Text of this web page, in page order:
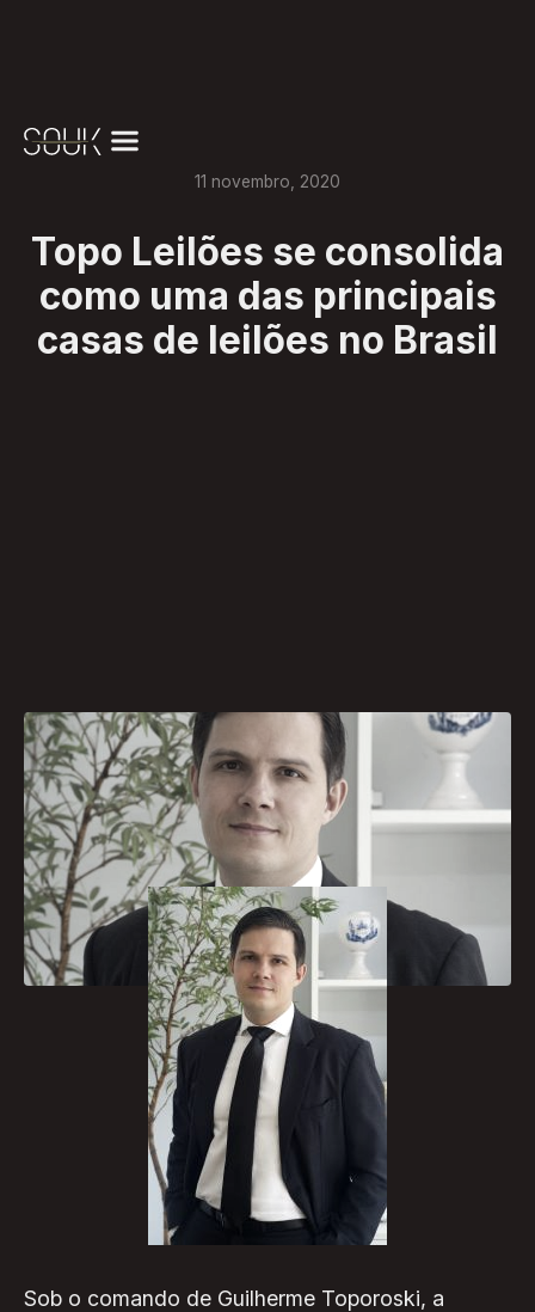
11 novembro 2020
Topo Leilões se consolida
como uma das principais
casas de leilões no Brasil
[caption id="attachment_532"
align="aligncenter" width="200"]
Sob o comando de Guilherme Toporoski, a